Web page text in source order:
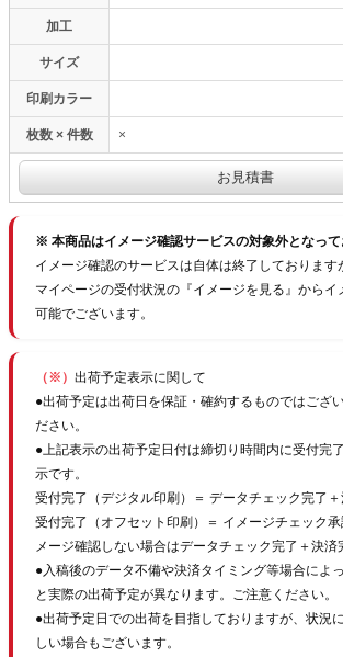
加工
サイズ
印刷カラー
枚数 × 件数 ×
※ 本商品はイメージ確認サービスの対象外となって
イメージ確認のサービスは自体は終了しております
マイページの受付状況の『イメージを見る』からイ
可能でございます。
（※） 出荷予定表示に関して
●出荷予定は出荷日を保証・確約するものではござ
ださい。
●上記表示の出荷予定日付は締切り時間内に受付完
示です。
受付完了（デジタル印刷）＝ データチェック完了＋
受付完了（オフセット印刷）＝ イメージチェック
メージ確認しない場合はデータチェック完了＋決済
●入稿後のデータ不備や決済タイミング等場合によ
と実際の出荷予定が異なります。ご注意ください。
●出荷予定日での出荷を目指しておりますが、状況
しい場合もございます。